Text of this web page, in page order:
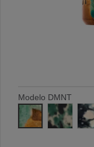
Modelo DMNT